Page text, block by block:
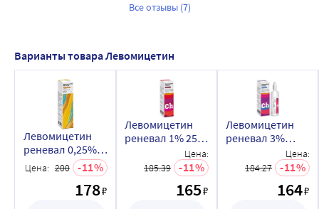
Все отзывы (7)
Варианты товара Левомицетин
Левомицетин
реневал 0,25%
тюбик-
капельница
капли глазные
Цена: 200 11
178₽
Левомицетин
реневал 1% 25
капельница
раствор для
наружного
Цена:
185.39
11
165₽
Левомицетин
реневал 3%
капельница
раствор для
наружного
Цена:
184.27
11
164₽